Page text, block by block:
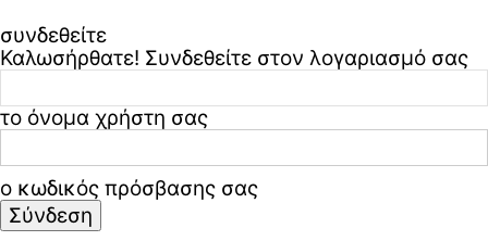
συνδεθείτε
Καλωσήρθατε! Συνδεθείτε στον λογαριασμό σας
το όνομα χρήστη σας
ο κωδικός πρόσβασης σας